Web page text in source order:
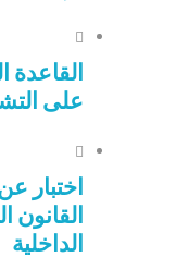
القاعدة
على
اختبار
القانون
الداخلية